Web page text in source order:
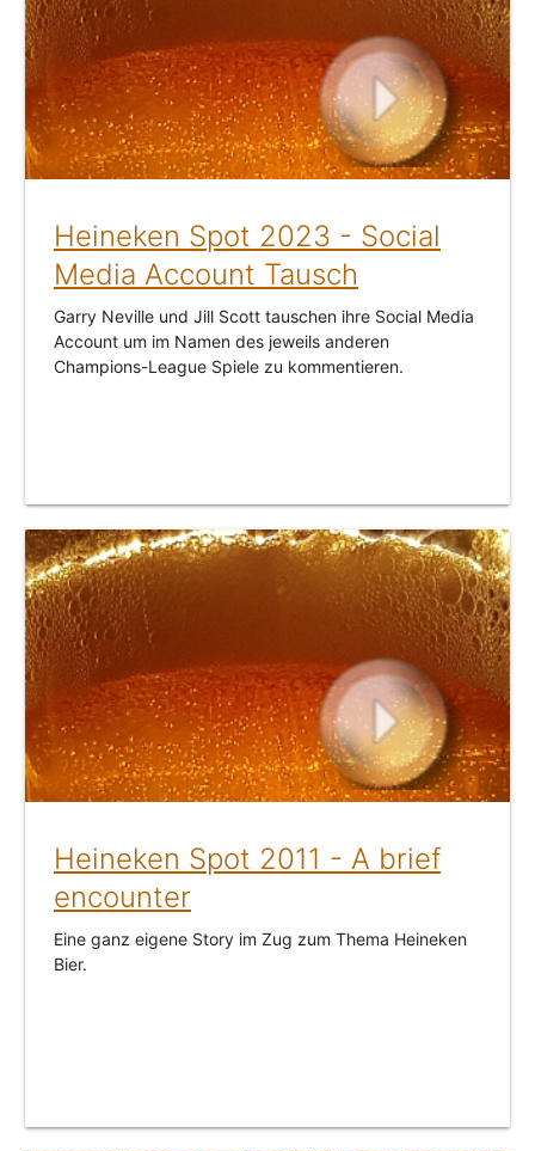
Heineken Spot 2023 - Social
Media Account Tausch
Garry Neville und Jill Scott tauschen ihre Social Media
Account um im Namen des jeweils anderen
Champions-League Spiele zu kommentieren.
Heineken Spot 2011 - A brief
encounter
Eine ganz eigene Story im Zug zum Thema Heineken
Bier.